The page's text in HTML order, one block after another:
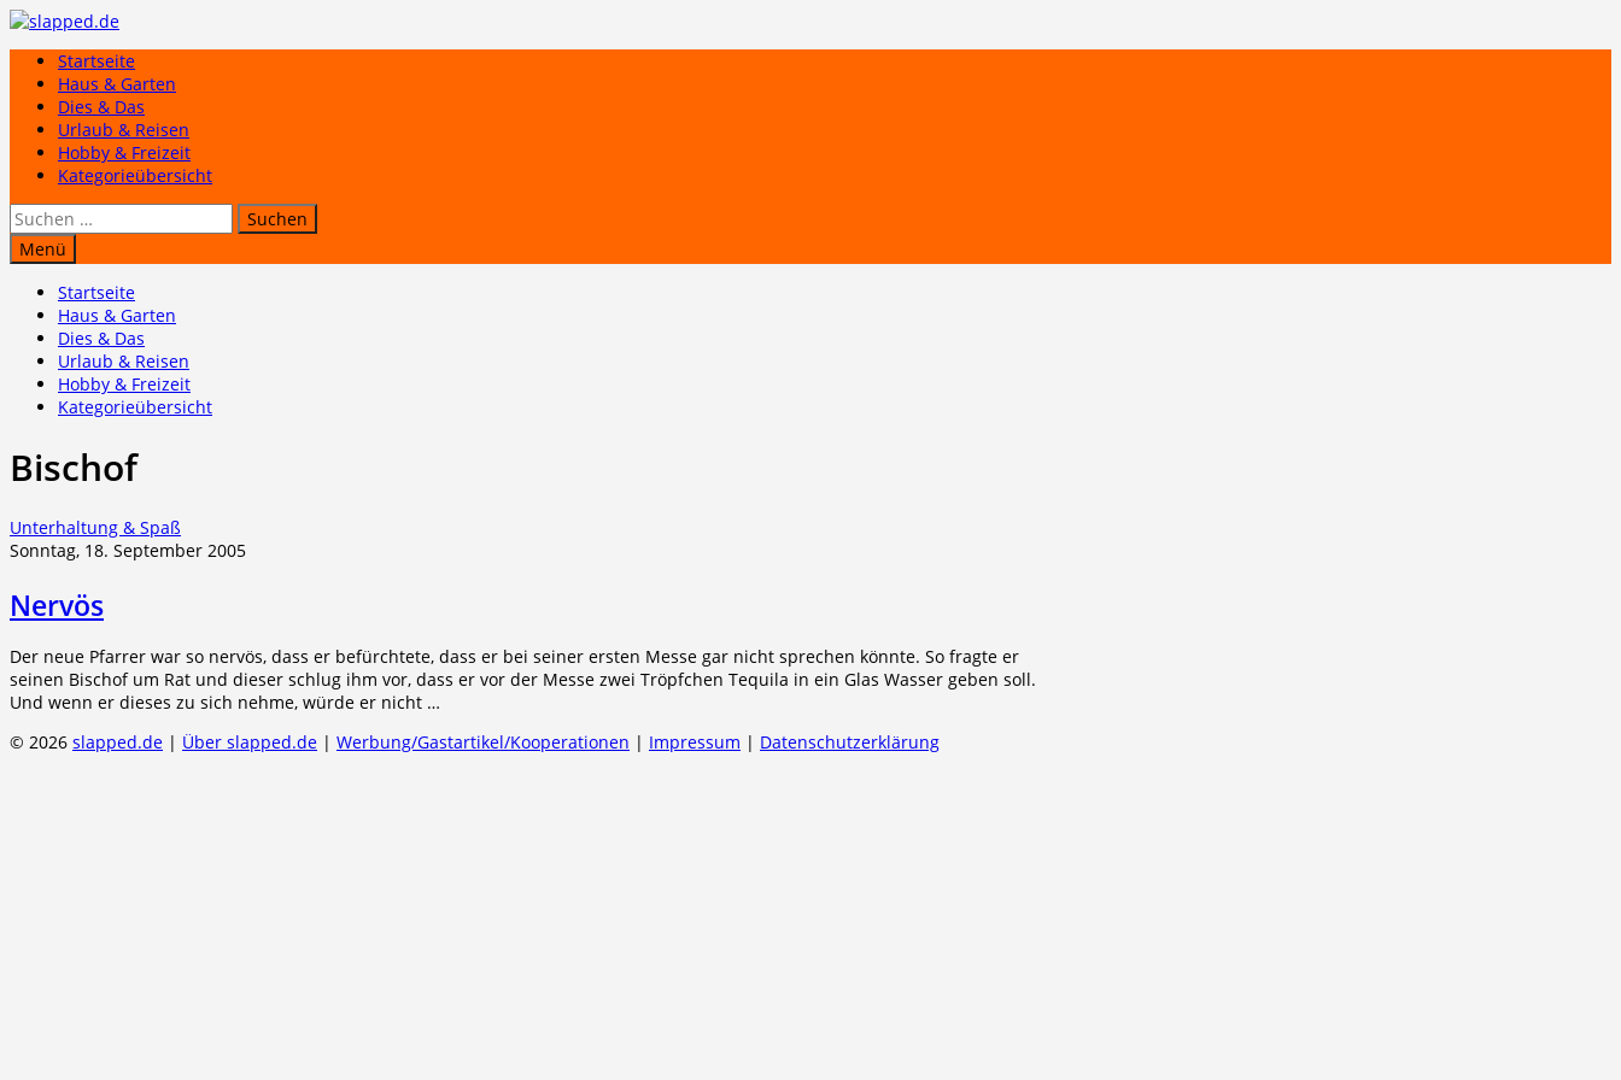
Zum
springenStartseite
Haus & Garten
Dies & Das
Urlaub & Reisen
Hobby & Freizeit
Kategorieübersicht
Suchen
nach:
Menü
Startseite
Haus & Garten
Dies & Das
Urlaub & Reisen
Hobby & Freizeit
Kategorieübersicht
Bischof
Unterhaltung & Spaß
Sonntag, 18. September 2005
Nervös
Der neue Pfarrer war so nervös, dass er befürchtete, dass er bei seiner ersten Messe gar nicht sprechen könnte. So fragte er
seinen Bischof um Rat und dieser schlug ihm vor, dass er vor der Messe zwei Tröpfchen Tequila in ein Glas Wasser geben soll.
Und wenn er dieses zu sich nehme, würde er nicht …
© 2026 slapped.de | Über slapped.de | Werbung/Gastartikel/Kooperationen | Impressum | Datenschutzerklärung